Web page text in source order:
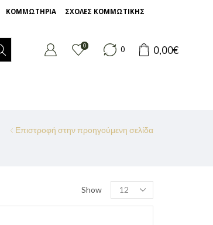
ΚΟΜΜΩΤΗΡΙΑ ΣΧΟΛΕΣ ΚΟΜΜΩΤΙΚΗΣ
0 0 0,00€
Επιστροφή στην προηγούμενη σελίδα
Show